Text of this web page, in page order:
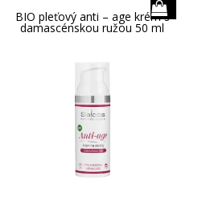
BIO pleťový anti – age krém s
damascénskou ružou 50 ml